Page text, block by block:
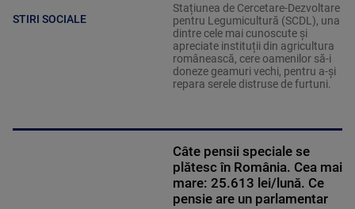
STIRI SOCIALE
Stațiunea de Cercetare-Dezvoltare
pentru Legumicultură (SCDL), una
dintre cele mai cunoscute și
apreciate instituții din agricultura
românească, cere oamenilor să-i
doneze geamuri vechi, pentru a-și
repara serele distruse de furtuni.
Câte pensii speciale se
plătesc în România. Cea mai
mare: 25.613 lei/lună. Ce
pensie are un parlamentar